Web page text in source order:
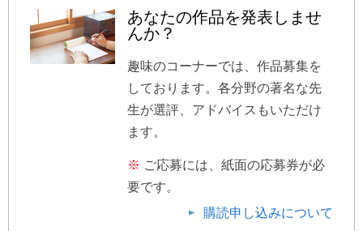
あなたの作品を発表しませ
んか？
趣味のコーナーでは、作品募集を
しております。各分野の著名な先
生が選評、アドバイスもいただけ
ます。
※ ご応募には、紙面の応募券が必
要です。
購読申し込みについて